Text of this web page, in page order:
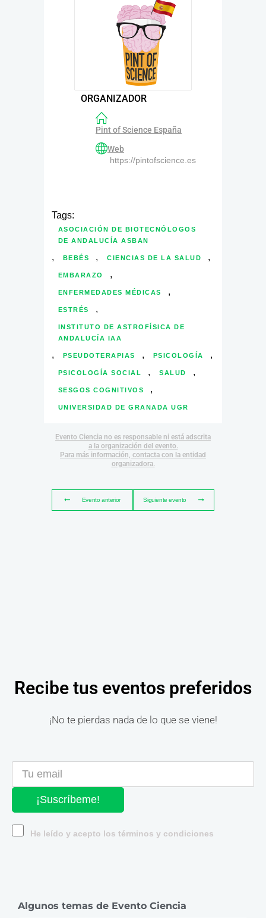
ORGANIZADOR
Pint of Science España
Web
https://pintofscience.es
Tags:
ASOCIACIÓN DE BIOTECNÓLOGOS
DE ANDALUCÍA ASBAN
, BEBÉS , CIENCIAS DE LA SALUD ,
EMBARAZO ,
ENFERMEDADES MÉDICAS ,
ESTRÉS ,
INSTITUTO DE ASTROFÍSICA DE
ANDALUCÍA IAA
, PSEUDOTERAPIAS , PSICOLOGÍA ,
PSICOLOGÍA SOCIAL , SALUD ,
SESGOS COGNITIVOS ,
UNIVERSIDAD DE GRANADA UGR
Evento Ciencia no es responsable ni está adscrita
a la organización del evento.
Para más información, contacta con la entidad
organizadora.
Evento anterior Siguiente evento
Recibe tus eventos preferidos
¡No te pierdas nada de lo que se viene!
¡Suscríbeme!
He leído y acepto los términos y condiciones
Algunos temas de Evento Ciencia